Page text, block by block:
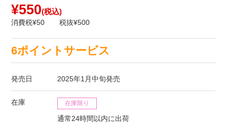
¥550(税込)
消費税¥50 税抜¥500
6ポイントサービス
発売日 2025年1月中旬発売
在庫 在庫限り
通常24時間以内に出荷